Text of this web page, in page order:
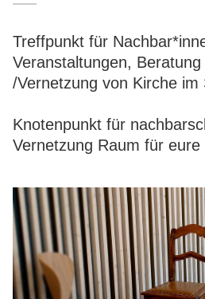
Treffpunkt für
Veranstaltungen,
/Vernetzung von Kirche im
Knotenpunkt für
Vernetzung Raum für eure